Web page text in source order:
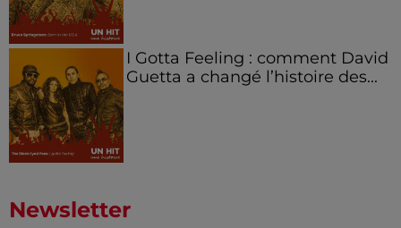
I Gotta Feeling : comment David
Guetta a changé l’histoire des...
Newsletter